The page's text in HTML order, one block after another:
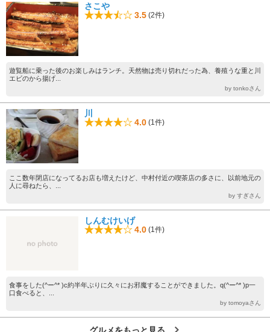
さこや
3.5 (2件)
遊覧船に乗った後のお楽しみはランチ。天然物は売り切れだった為、養殖うな重と川
エビのから揚げ...
by tonkoさん
川
4.0 (1件)
ここ数年閉店になってるお店も増えたけど、中村付近の喫茶店の多さに、以前地元の
人に尋ねたら、...
by すぎさん
しんむけいげ
4.0 (1件)
食事をした(^ー^* )c約半年ぶりに久々にお邪魔することができました。q(^ー^* )p一
口食べると、...
by tomoyaさん